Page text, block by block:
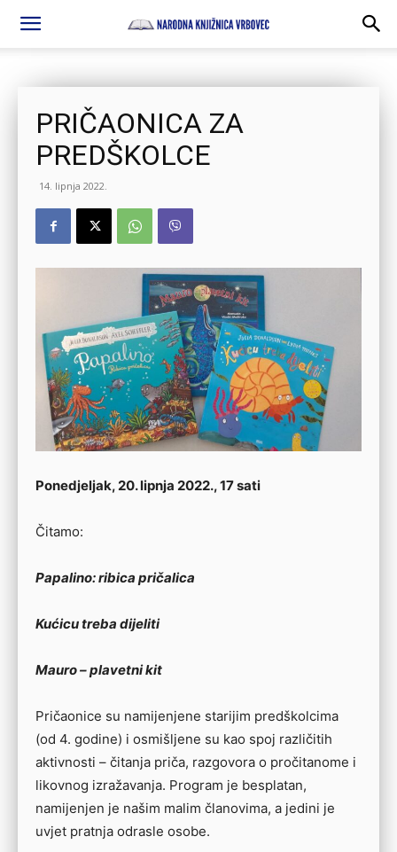
PRIČAONICA ZA
PREDŠKOLCE
14. lipnja 2022.
Ponedjeljak, 20. lipnja 2022., 17 sati
Čitamo:
Papalino: ribica pričalica
Kućicu treba dijeliti
Mauro – plavetni kit
Pričaonice su namijenjene starijim predškolcima
(od 4. godine) i osmišljene su kao spoj različitih
aktivnosti – čitanja priča, razgovora o pročitanome i
likovnog izražavanja. Program je besplatan,
namijenjen je našim malim članovima, a jedini je
uvjet pratnja odrasle osobe.